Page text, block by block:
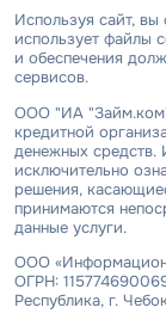
Используя сайт, вы
использует файлы
и обеспечения
сервисов.
ООО "ИА "Займ.ком"
кредитной
денежных средств.
исключительно
решения,
принимаются
данные услуги.
ООО
ОГРН:
Республика, г.